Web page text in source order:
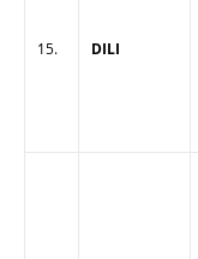
15. DILI